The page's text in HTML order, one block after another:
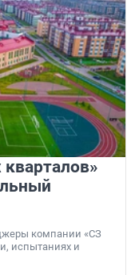
компании «СЗ
испытаниях и